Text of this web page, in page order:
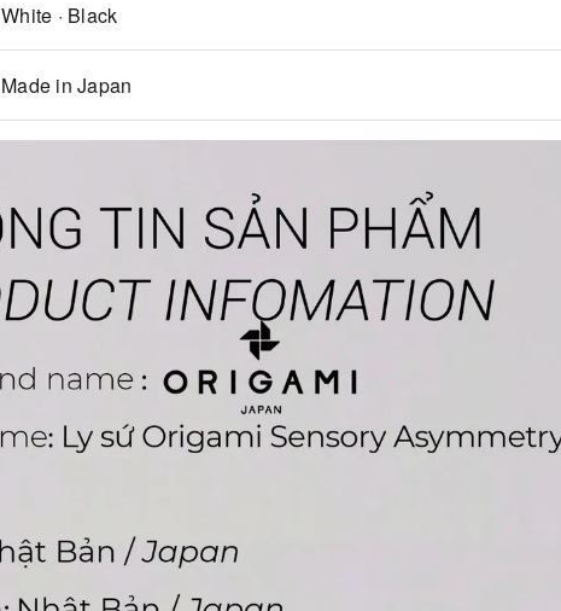
White · Black
Made in Japan